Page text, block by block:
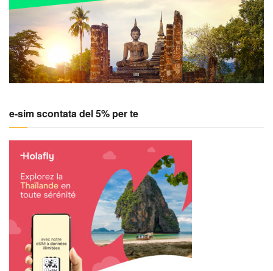
e-sim scontata del 5% per te